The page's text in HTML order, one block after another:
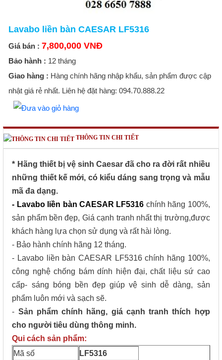
Lavabo liền bàn CAESAR LF5316
Giá bán : 7,800,000 VNĐ
Bảo hành : 12 tháng
Giao hàng : Hàng chính hãng nhập khẩu, sản phẩm được cập
nhật giá rẻ nhất. Liên hệ đặt hàng: 094.70.888.22
THÔNG TIN CHI TIẾT
* Hãng thiết bị vệ sinh Caesar đã cho ra đời rất nhiều
những thiết kế mới, có kiểu dáng sang trọng và mẫu
mã đa dạng.
- Lavabo liền bàn CAESAR LF5316 chính hãng 100%,
sản phẩm bền đẹp, Giá cạnh tranh nhất thị trường,được
khách hàng lựa chọn sử dụng và rất hài lòng.
- Bảo hành chính hãng 12 tháng.
- Lavabo liền bàn CAESAR LF5316 chính hãng 100%,
công nghệ chống bám dính hiện đại, chất liệu sứ cao
cấp- sáng bóng bền đẹp giúp vệ sinh dễ dàng, sản
phẩm luôn mới và sạch sẽ.
- Sản phẩm chính hãng, giá cạnh tranh thích hợp
cho người tiêu dùng thông minh.
Qui cách sản phẩm:
Mã số
LF5316